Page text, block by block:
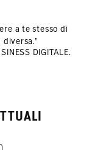
a te stesso di
diversa."
DIGITALE.